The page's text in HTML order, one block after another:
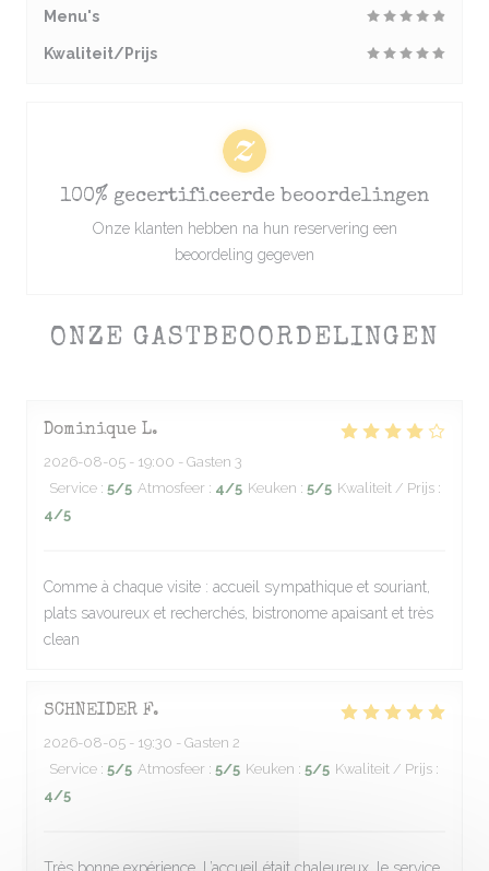
ONZE GASTBEOORDELINGEN
Dominique L
2026-08-05 - 19:00 - Gasten 3
Service : 5/5 Atmosfeer : 4/5 Keuken : 5/5 Kwaliteit / Prijs :
4/5
Comme à chaque visite : accueil sympathique et souriant,
plats savoureux et recherchés, bistronome apaisant et très
clean
SCHNEIDER F
2026-08-05 - 19:30 - Gasten 2
Service : 5/5 Atmosfeer : 5/5 Keuken : 5/5 Kwaliteit / Prijs :
4/5
Menu's
Kwaliteit/Prijs
100% gecertificeerde beoordelingen
Onze klanten hebben na hun reservering een
beoordeling gegeven